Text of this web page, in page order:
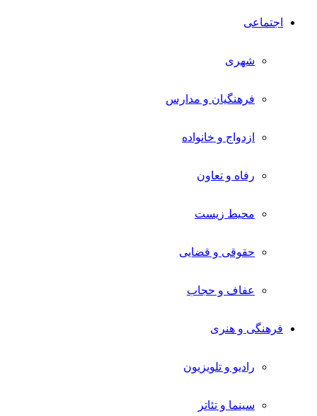
اجتماعی
شهری
فرهنگیان و مدارس
ازدواج و خانواده
رفاه و تعاون
محیط زیست
حقوقی و قضایی
عفاف و حجاب
فرهنگی و هنری
رادیو و تلویزیون
سینما و تئاتر